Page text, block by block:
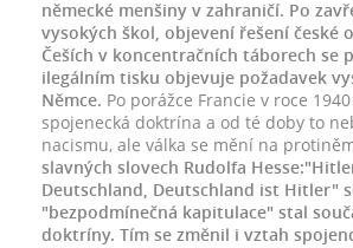
německé menšiny v zahraničí. Po
vysokých škol, objevení řešení české
Češích v koncentračních táborech se
ilegálním tisku objevuje požadavek
Němce. Po porážce Francie v roce
spojenecká doktrína a od té doby to
nacismu, ale válka se mění na
slavných slovech Rudolfa
Deutschland, Deutschland ist Hitler"
"bezpodmínečná kapitulace" stal
doktríny. Tím se změnil i vztah